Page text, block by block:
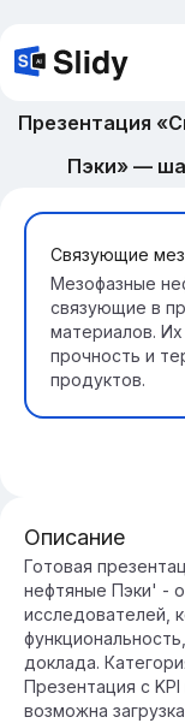
Презентация
Пэки» —
Связующие
Мезофазные
связующие в
материалов.
прочность и
продуктов.
Описание
Готовая
нефтяные Пэки' -
исследователей,
доклада.
Презентация с
возможна